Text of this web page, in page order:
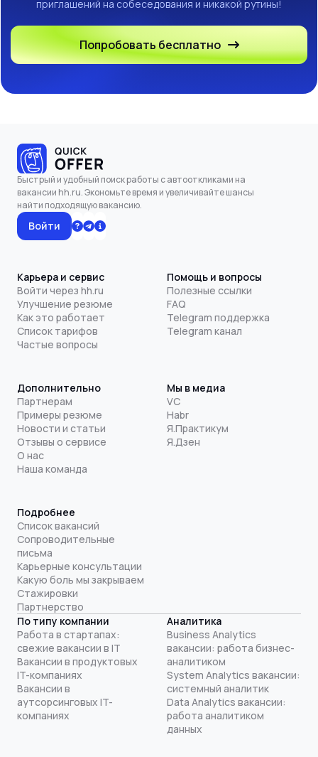
приглашений на собеседования и никакой рутины!
Попробовать бесплатно
Быстрый и удобный поиск работы с автооткликами на
вакансии hh.ru. Экономьте время и увеличивайте шансы
найти подходящую вакансию.
Войти
Карьера и сервис
Войти через hh.ru
Улучшение резюме
Как это работает
Список тарифов
Частые вопросы
Помощь и вопросы
Полезные ссылки
FAQ
Telegram поддержка
Telegram канал
Дополнительно
Партнерам
Примеры резюме
Новости и статьи
Отзывы о сервисе
О нас
Наша команда
Мы в медиа
VC
Habr
Я.Практикум
Я.Дзен
Подробнее
Список вакансий
Сопроводительные
письма
Карьерные консультации
Какую боль мы закрываем
Стажировки
Партнерство
По типу компании
Работа в стартапах:
свежие вакансии в IT
Вакансии в продуктовых
IT-компаниях
Вакансии в
аутсорсинговых IT-
компаниях
Аналитика
Business Analytics
вакансии: работа бизнес-
аналитиком
System Analytics вакансии:
системный аналитик
Data Analytics вакансии:
работа аналитиком
данных